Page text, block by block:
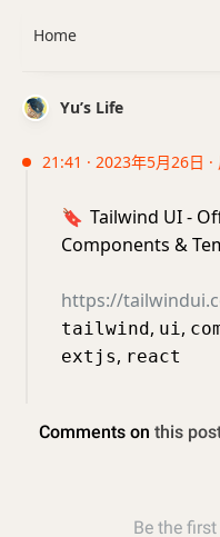
Yu’s Life
21:41 · 2023年5月26日 ·
🔖 Tailwind UI -
Components &
https://
tailwind, ui,
extjs, react
Home